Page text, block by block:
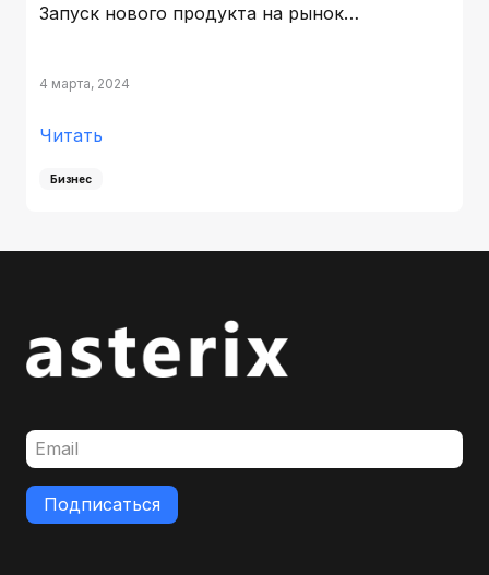
Запуск нового продукта на рынок…
4 марта, 2024
Читать
Бизнес
Подписаться